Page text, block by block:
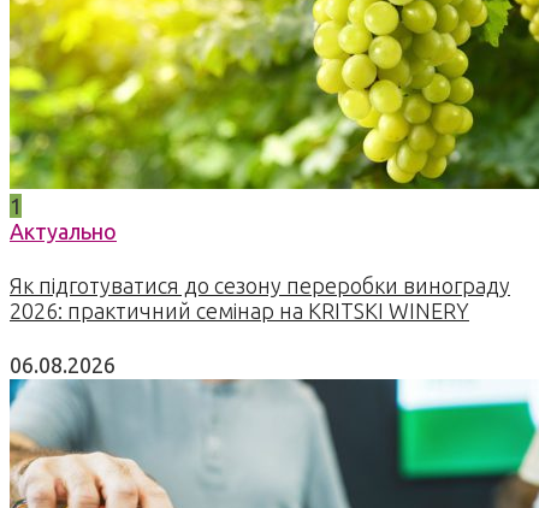
1
Актуально
Як підготуватися до сезону переробки винограду
2026: практичний семінар на KRITSKI WINERY
06.08.2026